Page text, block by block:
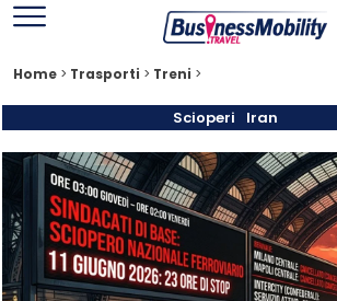
Home > Trasporti > Treni >
Scioperi Iran